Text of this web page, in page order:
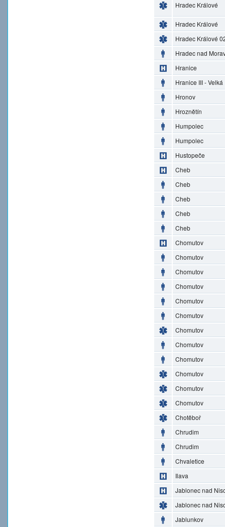
Hradec Králové
Hradec Králové
Hradec Králové
Hradec nad
Hranice
Hranice III - Velká
Hronov
Hroznětín
Humpolec
Humpolec
Hustopeče
Cheb
Cheb
Cheb
Cheb
Cheb
Chomutov
Chomutov
Chomutov
Chomutov
Chomutov
Chomutov
Chomutov
Chomutov
Chomutov
Chomutov
Chomutov
Chomutov
Chotěboř
Chrudim
Chrudim
Chvaletice
Ilava
Jablonec nad
Jablonec nad
Jablunkov